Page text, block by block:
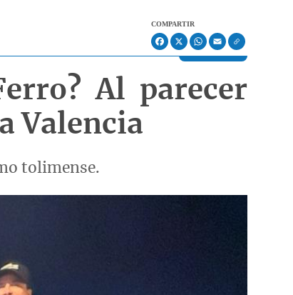
COMPARTIR
Facebook
X WhatsApp
Email
Al parecer
Valencia
tolimense.